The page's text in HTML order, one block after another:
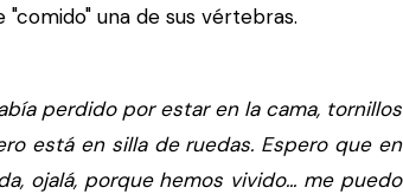
una de sus vértebras.
perdido por estar en la cama, tornillos
está en silla de ruedas. Espero que en
ojalá, porque hemos vivido... me puedo